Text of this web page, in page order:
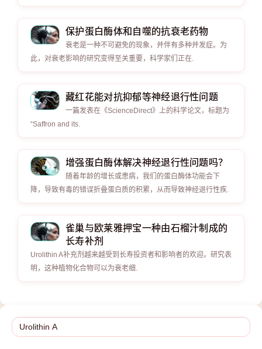
保护蛋白酶体和自噬的抗衰老药物
衰老是一种不可避免的现象，并伴有多种并发症。为
此，对衰老影响的研究变得至关重要，科学家们正在.
藏红花能对抗抑郁等神经退行性问题
一篇发表在《ScienceDirect》上的科学论文，标题为
“Saffron and its.
增强蛋白酶体解决神经退行性问题吗？
随着年龄的增长或患病，我们的蛋白酶体功能会下
降，导致有毒的错误折叠蛋白质的积累，从而导致神经退行性疾.
雀巢与欧莱雅押宝一种由石榴汁制成的
长寿补剂
Urolithin A补充剂越来越受到长寿投资者和影响者的欢迎。研究表
明，这种植物化合物可以为衰老细.